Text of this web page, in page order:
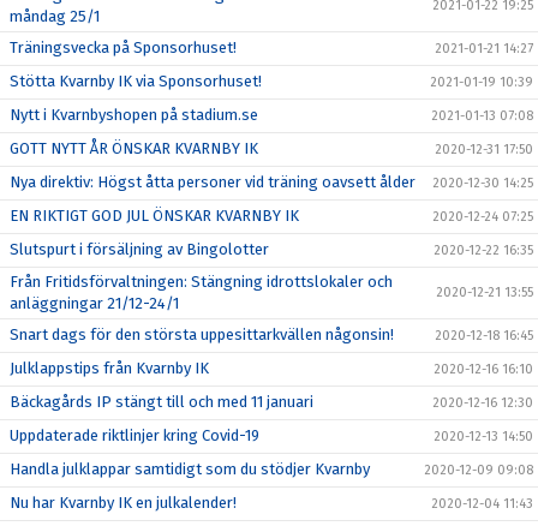
måndag 25/1
2021-01-22 19:25
Träningsvecka på Sponsorhuset! 2021-01-21 14:27
Stötta Kvarnby IK via Sponsorhuset! 2021-01-19 10:39
Nytt i Kvarnbyshopen på stadium.se 2021-01-13 07:08
GOTT NYTT ÅR ÖNSKAR KVARNBY IK 2020-12-31 17:50
Nya direktiv: Högst åtta personer vid träning oavsett ålder 2020-12-30 14:25
EN RIKTIGT GOD JUL ÖNSKAR KVARNBY IK 2020-12-24 07:25
Slutspurt i försäljning av Bingolotter 2020-12-22 16:35
Från Fritidsförvaltningen: Stängning idrottslokaler och
anläggningar 21/12-24/1
2020-12-21 13:55
Snart dags för den största uppesittarkvällen någonsin! 2020-12-18 16:45
Julklappstips från Kvarnby IK 2020-12-16 16:10
Bäckagårds IP stängt till och med 11 januari 2020-12-16 12:30
Uppdaterade riktlinjer kring Covid-19 2020-12-13 14:50
Handla julklappar samtidigt som du stödjer Kvarnby 2020-12-09 09:08
Nu har Kvarnby IK en julkalender! 2020-12-04 11:43